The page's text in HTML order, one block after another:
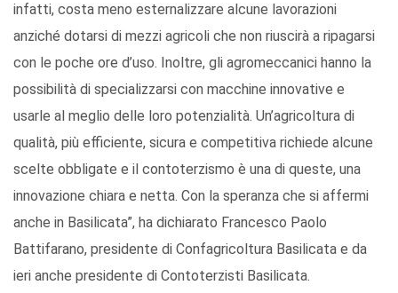
infatti, costa meno esternalizzare alcune lavorazioni
anziché dotarsi di mezzi agricoli che non riuscirà a ripagarsi
con le poche ore d’uso. Inoltre, gli agromeccanici hanno la
possibilità di specializzarsi con macchine innovative e
usarle al meglio delle loro potenzialità. Un’agricoltura di
qualità, più efficiente, sicura e competitiva richiede alcune
scelte obbligate e il contoterzismo è una di queste, una
innovazione chiara e netta. Con la speranza che si affermi
anche in Basilicata”, ha dichiarato Francesco Paolo
Battifarano, presidente di Confagricoltura Basilicata e da
ieri anche presidente di Contoterzisti Basilicata.